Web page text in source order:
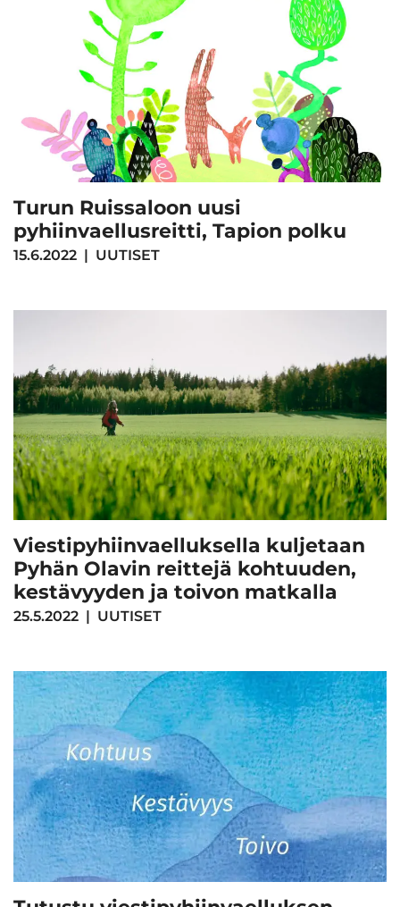
Turun Ruissaloon uusi
pyhiinvaellusreitti, Tapion polku
15.6.2022 | UUTISET
Viestipyhiinvaelluksella kuljetaan
Pyhän Olavin reittejä kohtuuden,
kestävyyden ja toivon matkalla
25.5.2022 | UUTISET